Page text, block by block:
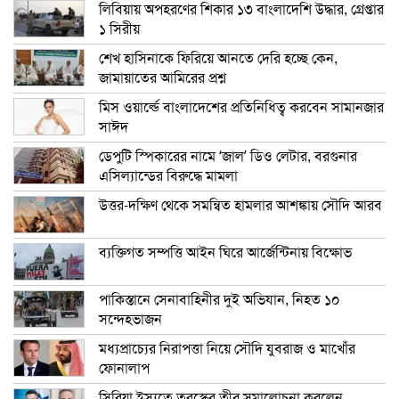
লিবিয়ায় অপহরণের শিকার ১৩ বাংলাদেশি উদ্ধার, গ্রেপ্তার
১ সিরীয়
শেখ হাসিনাকে ফিরিয়ে আনতে দেরি হচ্ছে কেন,
জামায়াতের আমিরের প্রশ্ন
মিস ওয়ার্ল্ডে বাংলাদেশের প্রতিনিধিত্ব করবেন সামানজার
সাঈদ
ডেপুটি স্পিকারের নামে ‘জাল’ ডিও লেটার, বরগুনার
এসিল্যান্ডের বিরুদ্ধে মামলা
উত্তর-দক্ষিণ থেকে সমন্বিত হামলার আশঙ্কায় সৌদি আরব
ব্যক্তিগত সম্পত্তি আইন ঘিরে আর্জেন্টিনায় বিক্ষোভ
পাকিস্তানে সেনাবাহিনীর দুই অভিযান, নিহত ১০
সন্দেহভাজন
মধ্যপ্রাচ্যের নিরাপত্তা নিয়ে সৌদি যুবরাজ ও মাখোঁর
ফোনালাপ